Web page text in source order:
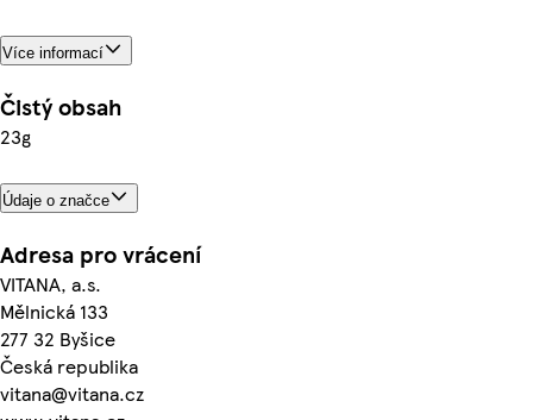
Více informací
Čistý obsah
23g
Údaje o značce
Adresa pro vrácení
VITANA, a.s.
Mělnická 133
277 32 Byšice
Česká republika
vitana@vitana.cz